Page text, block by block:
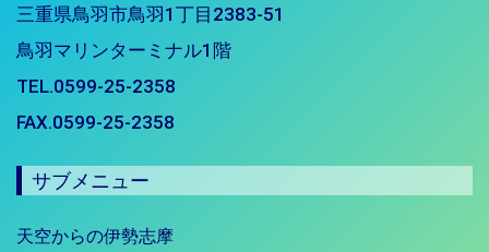
三重県鳥羽市鳥羽1丁目2383-51
鳥羽マリンターミナル1階
TEL.0599-25-2358
FAX.0599-25-2358
サブメニュー
天空からの伊勢志摩